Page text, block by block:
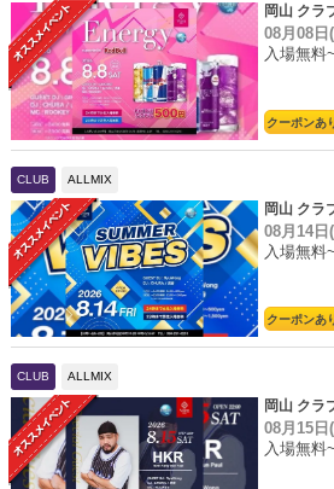
岡山 クラ
08月08日
入場無料~
クーポンあ
CLUB ALLMIX
岡山 クラ
08月14日
入場無料~
クーポンあ
CLUB ALLMIX
岡山 クラ
08月15日
入場無料~